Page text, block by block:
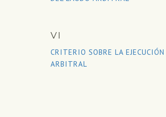
VI
CRITERIO SOBRE LA EJECUCIÓN
ARBITRAL